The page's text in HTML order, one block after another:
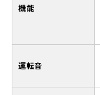
機能
運転音